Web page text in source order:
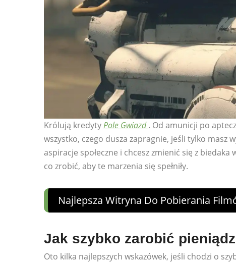
Królują kredytyPole Gwiazd . Od amunicji po
wszystko, czego dusza zapragnie, jeśli tylko masz
aspiracje społeczne i chcesz zmienić się z
co zrobić, aby te marzenia się spełniły.
Najlepsza Witryna Do Pobierania
Jak szybko zarobić
Oto kilka najlepszych wskazówek, jeśli chodzi o